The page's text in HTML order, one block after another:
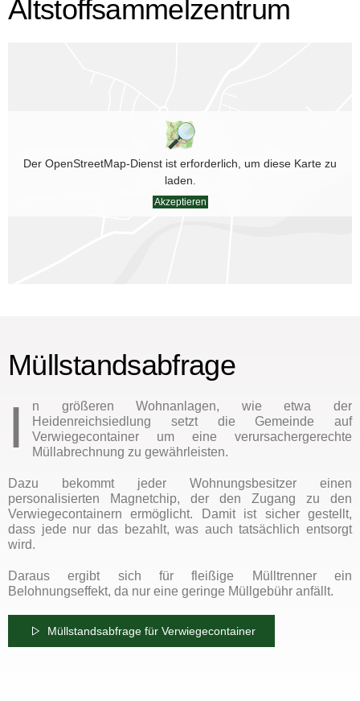
Altstoffsammelzentrum
Der OpenStreetMap-Dienst ist erforderlich, um diese Karte zu
laden.
Akzeptieren
Müllstandsabfrage
I
n größeren Wohnanlagen, wie etwa der
Heidenreichsiedlung setzt die Gemeinde auf
Verwiegecontainer um eine verursachergerechte
Müllabrechnung zu gewährleisten.
Dazu bekommt jeder Wohnungsbesitzer einen
personalisierten Magnetchip, der den Zugang zu den
Verwiegecontainern ermöglicht. Damit ist sicher gestellt,
dass jede nur das bezahlt, was auch tatsächlich entsorgt
wird.
Daraus ergibt sich für fleißige Mülltrenner ein
Belohnungseffekt, da nur eine geringe Müllgebühr anfällt.
Müllstandsabfrage für Verwiegecontainer